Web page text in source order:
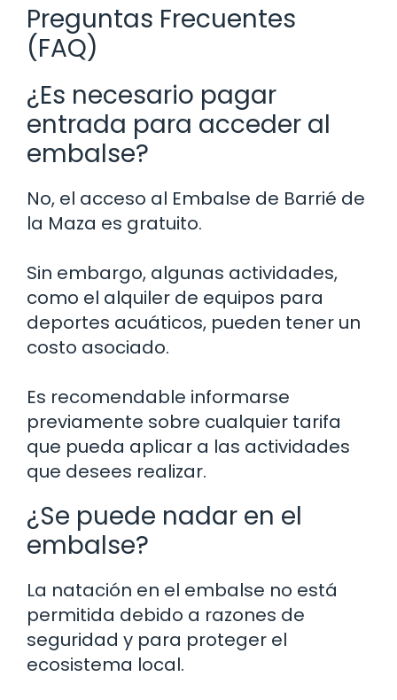
Preguntas Frecuentes
(FAQ)
¿Es necesario pagar
entrada para acceder al
embalse?
No, el acceso al Embalse de Barrié de
la Maza es gratuito.
Sin embargo, algunas actividades,
como el alquiler de equipos para
deportes acuáticos, pueden tener un
costo asociado.
Es recomendable informarse
previamente sobre cualquier tarifa
que pueda aplicar a las actividades
que desees realizar.
¿Se puede nadar en el
embalse?
La natación en el embalse no está
permitida debido a razones de
seguridad y para proteger el
ecosistema local.